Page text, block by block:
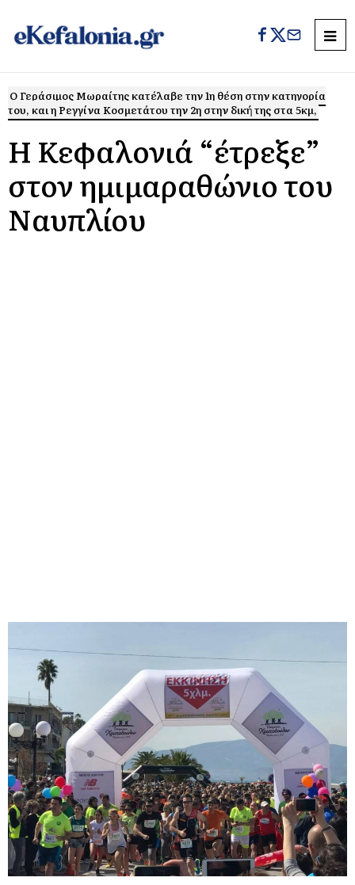
Ο Γεράσιμος Μωραίτης κατέλαβε την 1η θέση στην κατηγορία
του, και η Ρεγγίνα Κοσμετάτου την 2η στην δική της στα 5κμ,
Η Κεφαλονιά “έτρεξε”
στον ημιμαραθώνιο του
Ναυπλίου